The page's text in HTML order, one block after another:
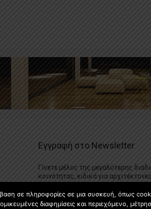
Εγγραφή στο Newsletter
Γίνετε μέλος της μεγαλύτερης
κοινότητας, ειδικά για
επίπλων.
σε πληροφορίες σε μια συσκευή, όπως
διαφημίσεις και περιεχόμενο,